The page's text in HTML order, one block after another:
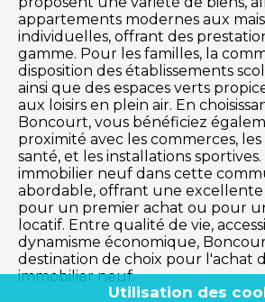
appartements modernes aux
individuelles, offrant des
gamme. Pour les familles, la
disposition des établissements
ainsi que des espaces verts
aux loisirs en plein air. En
Boncourt, vous bénéficiez
proximité avec les commerces,
santé, et les installations
immobilier neuf dans cette
abordable, offrant une
pour un premier achat ou pour
locatif. Entre qualité de vie,
dynamisme économique,
destination de choix pour l'achat
immobilier neuf.
Utilisation des